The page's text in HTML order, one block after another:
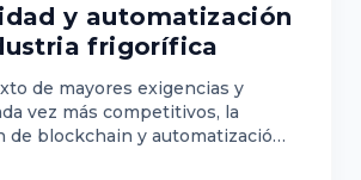
y automatización
frigorífica
de mayores exigencias y
vez más competitivos, la
de blockchain y automatización